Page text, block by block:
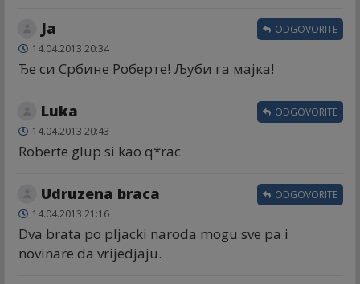
Ja
14.04.2013 20:34
Ђе си Србине Роберте! Љуби га мајка!
ODGOVORITE
Luka
14.04.2013 20:43
Roberte glup si kao q*rac
ODGOVORITE
Udruzena braca
14.04.2013 21:16
Dva brata po pljacki naroda mogu sve pa i
novinare da vrijedjaju.
ODGOVORITE